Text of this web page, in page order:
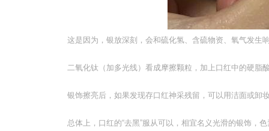
这是因为，银放深刻，会和硫化氢、含硫物资、氧气发生
二氧化钛（加多光线）看成摩擦颗粒，加上口红中的硬脂
银饰擦亮后，如果发现存口红神采残留，可以用洁面或卸
总体上，口红的“去黑”服从可以，相宜名义光滑的银饰，